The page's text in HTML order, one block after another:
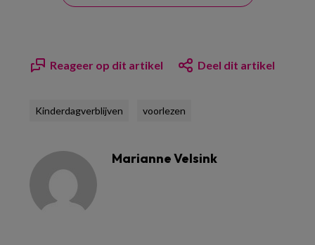
Reageer op dit artikel Deel dit artikel
Kinderdagverblijven voorlezen
Marianne Velsink